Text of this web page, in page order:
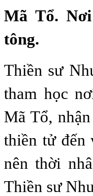
Mã Tổ.
tông.
Thiền sư
tham học
Mã Tổ,
thiền tử đến
nên thời
Thiền sư